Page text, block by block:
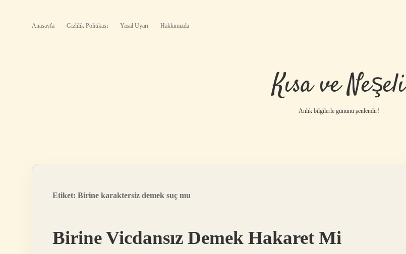
Anasayfa Gizlilik Politikası Yasal Uyarı Hakkımızda
Kısa ve Neşeli
Anlık bilgilerle gününü şenlendir!
Etiket: Birine karaktersiz demek suç mu
Birine Vicdansız Demek Hakaret Mi